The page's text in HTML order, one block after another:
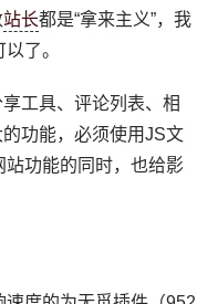
站长都是“拿来主义”，我
了。
享工具、评论列表、相
功能，必须使用JS文
功能的同时，也给影